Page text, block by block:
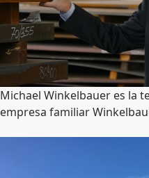
Michael Winkelbauer es la
empresa familiar